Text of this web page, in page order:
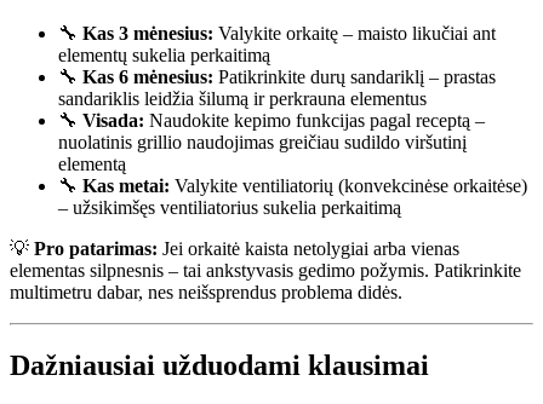
🔧 Kas 3 mėnesius: Valykite orkaitę – maisto likučiai ant
elementų sukelia perkaitimą
🔧 Kas 6 mėnesius: Patikrinkite durų sandariklį – prastas
sandariklis leidžia šilumą ir perkrauna elementus
🔧 Visada: Naudokite kepimo funkcijas pagal receptą –
nuolatinis grillio naudojimas greičiau sudildo viršutinį
elementą
🔧 Kas metai: Valykite ventiliatorių (konvekcinėse orkaitėse)
– užsikimšęs ventiliatorius sukelia perkaitimą
💡 Pro patarimas: Jei orkaitė kaista netolygiai arba vienas
elementas silpnesnis – tai ankstyvasis gedimo požymis. Patikrinkite
multimetru dabar, nes neišsprendus problema didės.
Dažniausiai užduodami klausimai